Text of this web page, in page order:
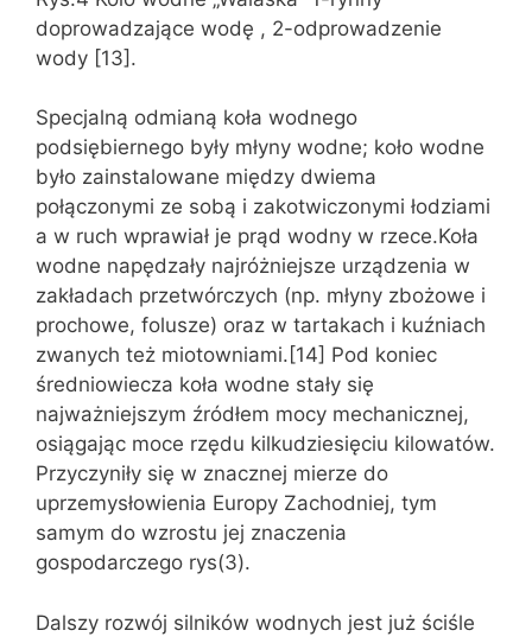
doprowadzające wodę , 2-odprowadzenie
wody [13].
Specjalną odmianą koła wodnego
podsiębiernego były młyny wodne; koło wodne
było zainstalowane między dwiema
połączonymi ze sobą i zakotwiczonymi łodziami
a w ruch wprawiał je prąd wodny w rzece.Koła
wodne napędzały najróżniejsze urządzenia w
zakładach przetwórczych (np. młyny zbożowe i
prochowe, folusze) oraz w tartakach i kuźniach
zwanych też miotowniami.[14] Pod koniec
średniowiecza koła wodne stały się
najważniejszym źródłem mocy mechanicznej,
osiągając moce rzędu kilkudziesięciu kilowatów.
Przyczyniły się w znacznej mierze do
uprzemysłowienia Europy Zachodniej, tym
samym do wzrostu jej znaczenia
gospodarczego rys(3).
Dalszy rozwój silników wodnych jest już ściśle